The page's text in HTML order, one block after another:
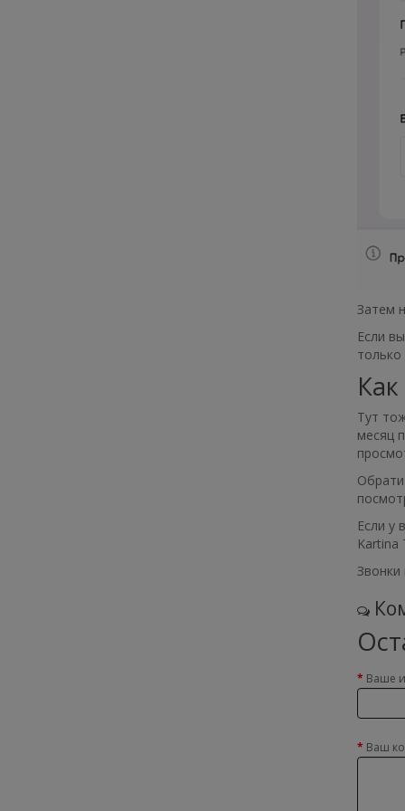
Затем
Если
Тут
месяц
Если у
Kartina
Звонки
Ваше
Ваш